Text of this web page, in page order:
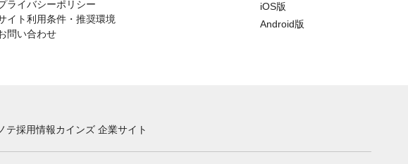
ライバシーポリシー
イト利用条件・推奨環境
問い合わせ
iOS版
Android版
テ採用情報カインズ 企業サイト